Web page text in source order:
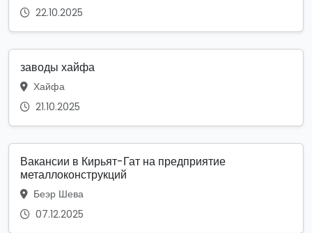
22.10.2025
заводы хайфа
Хайфа
21.10.2025
Вакансии в Кирьят-Гат на предприятие
металлоконструкций
Беэр Шева
07.12.2025